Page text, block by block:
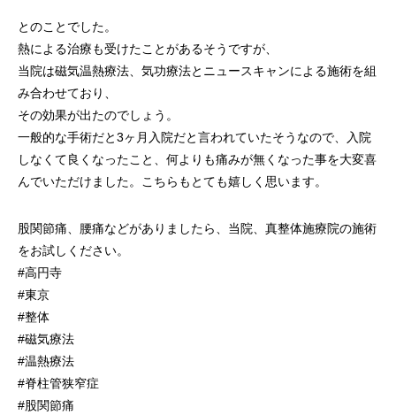
とのことでした。
熱による治療も受けたことがあるそうですが、
当院は磁気温熱療法、気功療法とニュースキャンによる施術を組
み合わせており、
その効果が出たのでしょう。
一般的な手術だと3ヶ月入院だと言われていたそうなので、入院
しなくて良くなったこと、何よりも痛みが無くなった事を大変喜
んでいただけました。こちらもとても嬉しく思います。
股関節痛、腰痛などがありましたら、当院、真整体施療院の施術
をお試しください。
#高円寺
#東京
#整体
#磁気療法
#温熱療法
#脊柱管狭窄症
#股関節痛